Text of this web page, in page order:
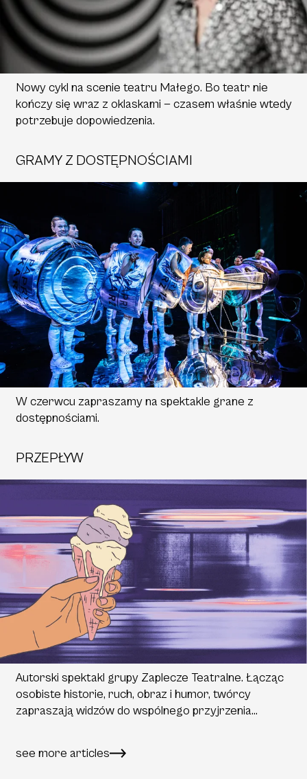
Nowy cykl na scenie teatru Małego. Bo teatr nie
kończy się wraz z oklaskami — czasem właśnie wtedy
potrzebuje dopowiedzenia.
GRAMY Z DOSTĘPNOŚCIAMI
W czerwcu zapraszamy na spektakle grane z
dostępnościami.
PRZEPŁYW
Autorski spektakl grupy Zaplecze Teatralne. Łącząc
osobiste historie, ruch, obraz i humor, twórcy
zapraszają widzów do wspólnego przyjrzenia...
see more articles